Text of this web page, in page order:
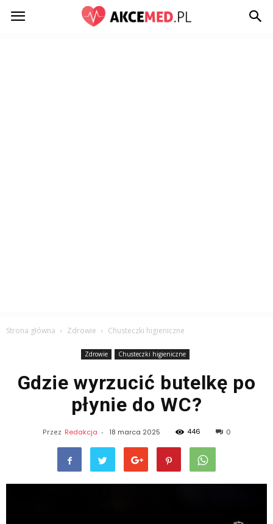
Akcemed.pl
Strona główna Zdrowie Chusteczki higieniczne
Zdrowie Chusteczki higieniczne
Gdzie wyrzucić butelkę po
płynie do WC?
Przez Redakcja - 18 marca 2025 446 0